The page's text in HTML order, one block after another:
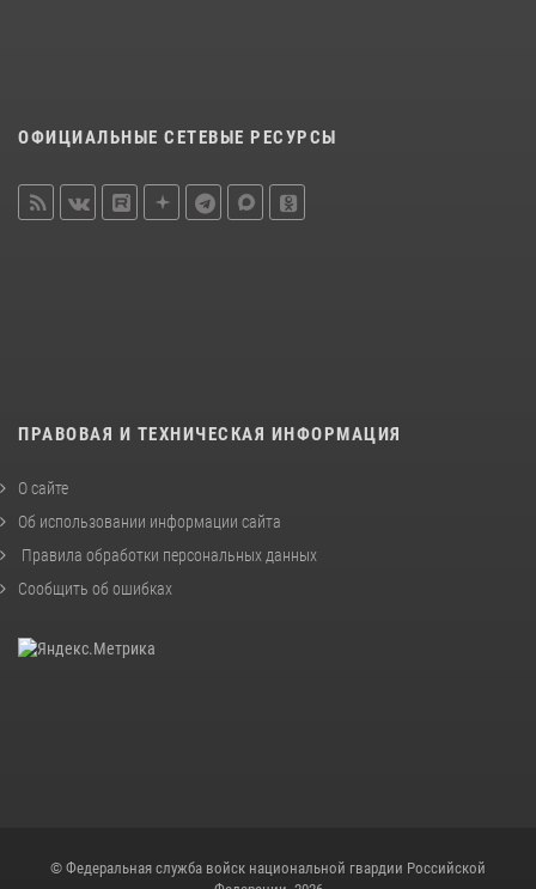
ОФИЦИАЛЬНЫЕ СЕТЕВЫЕ РЕСУРСЫ
ПРАВОВАЯ И ТЕХНИЧЕСКАЯ ИНФОРМАЦИЯ
О сайте
Об использовании информации сайта
Правила обработки персональных данных
Сообщить об ошибках
© Федеральная служба войск национальной гвардии Российской